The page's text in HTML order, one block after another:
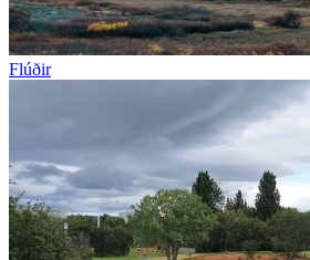
Flúðir